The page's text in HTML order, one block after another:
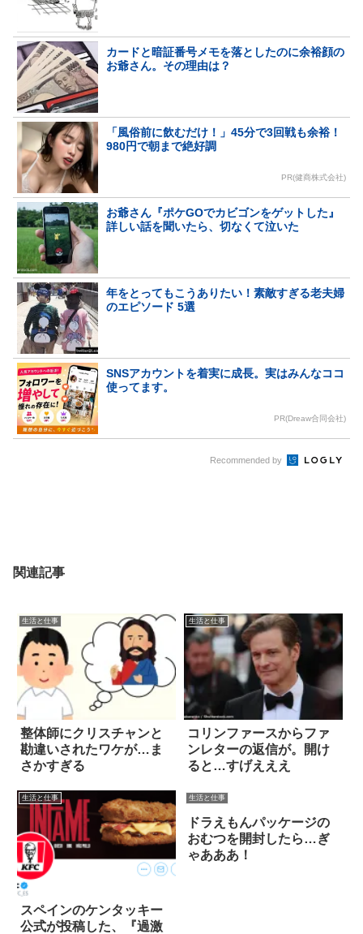
カードと暗証番号メモを落としたのに余裕顔の
お爺さん。その理由は？
「風俗前に飲むだけ！」45分で3回戦も余裕！
980円で朝まで絶好調
PR(健商株式会社)
お爺さん『ポケGOでカビゴンをゲットした』
詳しい話を聞いたら、切なくて泣いた
年をとってもこうありたい！素敵すぎる老夫婦
のエピソード 5選
SNSアカウントを着実に成長。実はみんなココ
使ってます。
PR(Dreaw合同会社)
Recommended by
関連記事
生活と仕事
整体師にクリスチャンと
勘違いされたワケが…ま
さかすぎる
生活と仕事
コリンファースからファ
ンレターの返信が。開け
ると…すげえええ
生活と仕事
スペインのケンタッキー
公式が投稿した、『過激
生活と仕事
ドラえもんパッケージの
おむつを開封したら…ぎ
ゃあああ！